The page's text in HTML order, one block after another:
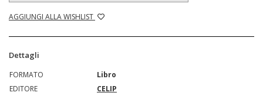
AGGIUNGI ALLA WISHLIST
Dettagli
FORMATO
Libro
EDITORE
CELIP